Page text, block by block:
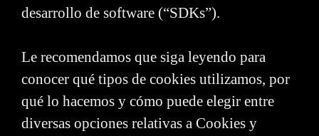
desarrollo de software (“SDKs”).
Le recomendamos que siga leyendo para
conocer qué tipos de cookies utilizamos, por
qué lo hacemos y cómo puede elegir entre
diversas opciones relativas a Cookies y